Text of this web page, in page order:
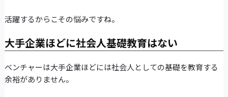
活躍するからこその悩みですね。
大手企業ほどに社会人基礎教育はない
ベンチャーは大手企業ほどには社会人としての基礎を教育する
余裕がありません。